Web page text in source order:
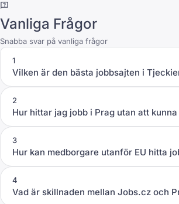
Vanliga Frågor
Snabba svar på vanliga frågor
1
Vilken är den bästa jobbsajten i
2
Hur hittar jag jobb i Prag utan att
3
Hur kan medborgare utanför EU hitta
4
Vad är skillnaden mellan Jobs.cz och